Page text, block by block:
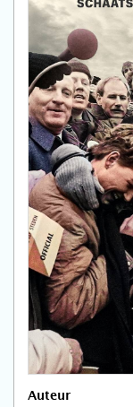
Auteur